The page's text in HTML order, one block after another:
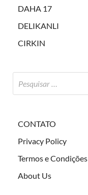
DAHA 17
DELIKANLI
CIRKIN
CONTATO
Privacy Policy
Termos e Condições
About Us